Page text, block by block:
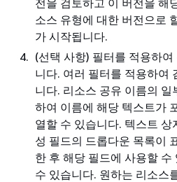
전을 검토하고 이 버전을 해
소스 유형에 대한 버전으로
가 시작됩니다.
(선택 사항) 필터를 적용하
니다. 여러 필터를 적용하여
니다. 리소스 공유 이름의 일
하여 이름에 해당 텍스트가
열할 수 있습니다. 텍스트
성 필드의 드롭다운 목록이
한 후 해당 필드에 사용할
수 있습니다. 원하는 리소스